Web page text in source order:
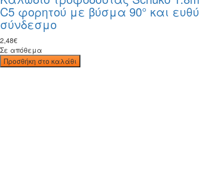
C5 φορητού με βύσμα 90° και ευθύ
σύνδεσμο
2,48€
Σε απόθεμα
Προσθήκη στο καλάθι